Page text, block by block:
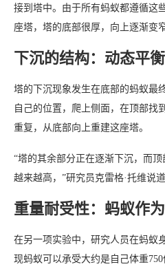
接到塔中。由于所有蚂蚁都遵循这
座塔，塔的底部很厚，向上逐渐变窄
下沉的结构：动态平衡
塔的下沉现象发生在底部的蚂蚁最
自己的位置，爬上侧面，在顶部找
重复，从底部向上重建这座塔。
“塔的其余部分正在逐渐下沉，而
越来越高，”研究员克雷格·托维说
重量耐受性：蚂蚁作
在另一项实验中，研究人员在蚂蚁
现蚂蚁可以承受大约是自己体重